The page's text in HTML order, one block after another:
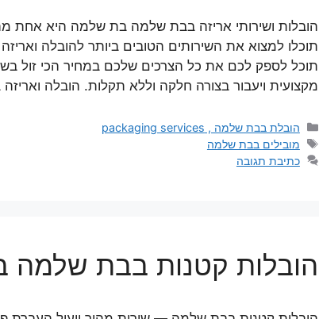
הובלות ושירותי אריזה בבת שלמה בת שלמה היא אחת
תוכלו למצוא את השירותים הטובים ביותר להובלה
תוכל לספק לכם את כל הצרכים שלכם במחיר הכי זול
מקצועית ויעבור בצורה חלקה וללא תקלות. הובלה
קטגוריות
הובלת בבת שלמה , packaging services
תגיות
מובילים בבת שלמה
כתיבת תגובה
הובלות קטנות בבת שלמה